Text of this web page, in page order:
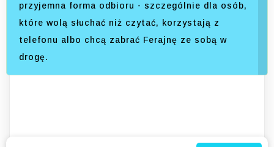
przyjemna forma odbioru - szczególnie dla osób,
które wolą słuchać niż czytać, korzystają z
telefonu albo chcą zabrać Ferajnę ze sobą w
drogę.